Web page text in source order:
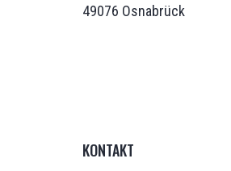
49076 Osnabrück
KONTAKT